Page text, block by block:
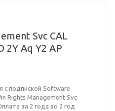
Svc CAL
2Y Aq Y2 AP
с подпиской Software
Rights Management Svc
за 2 года во 2 год